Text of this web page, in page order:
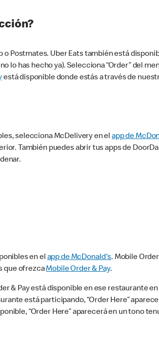
Postmates. Uber Eats también está
lo has hecho ya). Selecciona “Order” del
está disponible donde estás a través de
selecciona McDelivery en elapp de
También puedes abrir tus apps de
en elapp de McDonald's. Mobile
que ofrezcaMobile Order & Pay.
& Pay está disponible en ese restaurante
está participando, “Order Here”
“Order Here” aparecerá en un tono